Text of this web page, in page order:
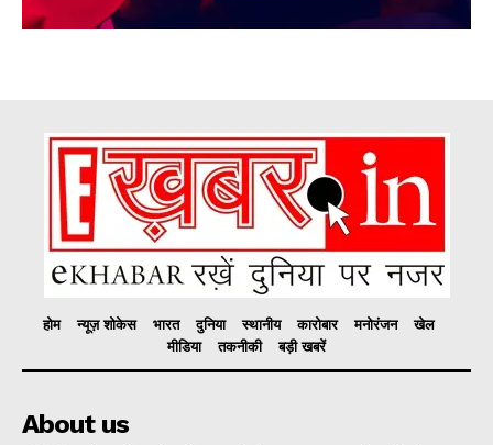
होम न्यूज़ शोकेस भारत दुनिया स्थानीय कारोबार मनोरंजन
खेल
मीडिया
तकनीकी बड़ी खबरें
About us